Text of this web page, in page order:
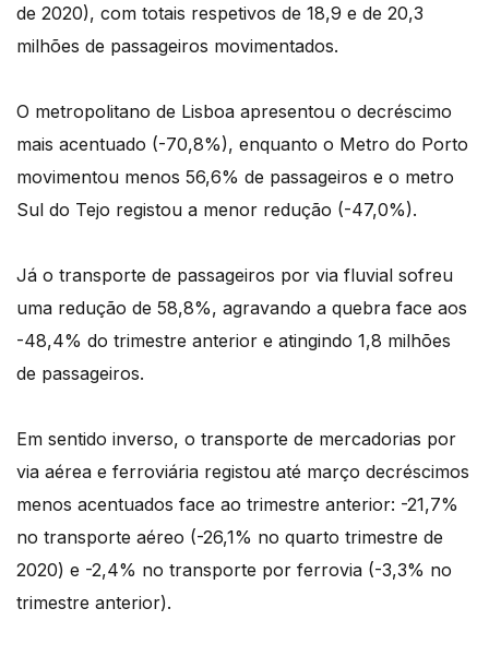
de 2020), com totais respetivos de 18,9 e de 20,3
milhões de passageiros movimentados.
O metropolitano de Lisboa apresentou o decréscimo
mais acentuado (-70,8%), enquanto o Metro do Porto
movimentou menos 56,6% de passageiros e o metro
Sul do Tejo registou a menor redução (-47,0%).
Já o transporte de passageiros por via fluvial sofreu
uma redução de 58,8%, agravando a quebra face aos
-48,4% do trimestre anterior e atingindo 1,8 milhões
de passageiros.
Em sentido inverso, o transporte de mercadorias por
via aérea e ferroviária registou até março decréscimos
menos acentuados face ao trimestre anterior: -21,7%
no transporte aéreo (-26,1% no quarto trimestre de
2020) e -2,4% no transporte por ferrovia (-3,3% no
trimestre anterior).